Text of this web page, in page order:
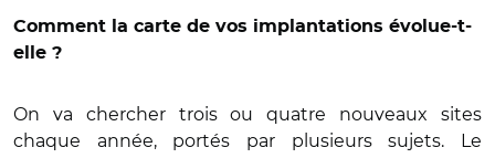
Comment la carte de vos implantations évolue-t-
elle ?
On va chercher trois ou quatre nouveaux sites
chaque année, portés par plusieurs sujets. Le